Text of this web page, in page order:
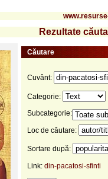
Rezultate
Căutare
Cuvânt:
Categorie:
Subcategorie:
Loc de căutare:
Sortare după:
Link: din-pacatosi-sfinti